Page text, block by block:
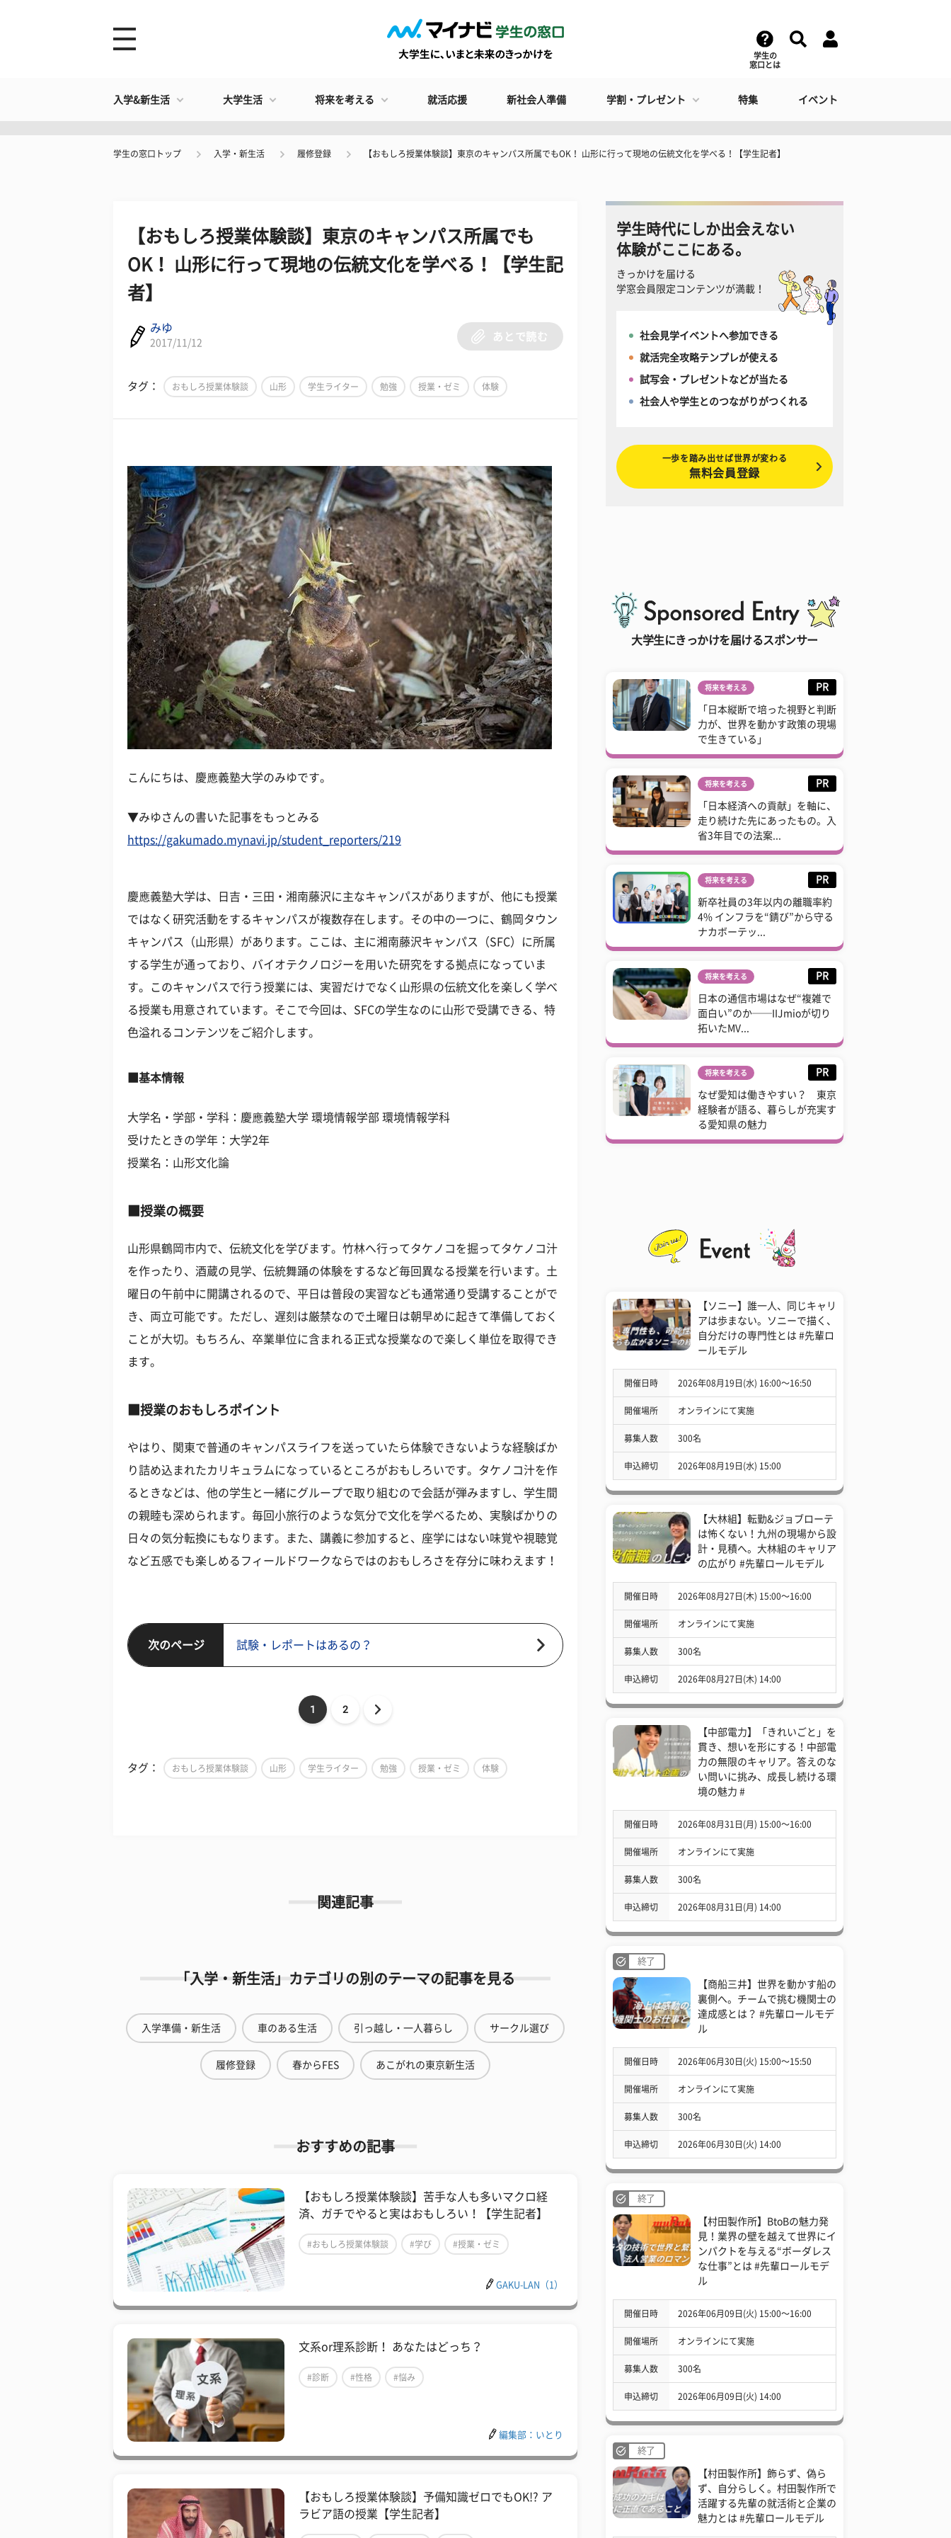
学生の
窓口とは
入学&新生活 大学生活 将来を考える 就活応援 新社会人準備 学割・プレゼント 特集 イベント
学生の窓口トップ 入学・新生活 履修登録 【おもしろ授業体験談】東京のキャンパス所属でもOK！ 山形に行って現地の伝統文化を学べる！【学生記者】
【おもしろ授業体験談】東京のキャンパス所属でも
OK！ 山形に行って現地の伝統文化を学べる！【学生記
者】
みゆ
2017/11/12
あとで読む
タグ： おもしろ授業体験談 山形 学生ライター 勉強 授業・ゼミ 体験
こんにちは、慶應義塾大学のみゆです。
▼みゆさんの書いた記事をもっとみる
https://gakumado.mynavi.jp/student_reporters/219
慶應義塾大学は、日吉・三田・湘南藤沢に主なキャンパスがありますが、他にも授業
ではなく研究活動をするキャンパスが複数存在します。その中の一つに、鶴岡タウン
キャンパス（山形県）があります。ここは、主に湘南藤沢キャンパス（SFC）に所属
する学生が通っており、バイオテクノロジーを用いた研究をする拠点になっていま
す。このキャンパスで行う授業には、実習だけでなく山形県の伝統文化を楽しく学べ
る授業も用意されています。そこで今回は、SFCの学生なのに山形で受講できる、特
色溢れるコンテンツをご紹介します。
■基本情報
大学名・学部・学科：慶應義塾大学 環境情報学部 環境情報学科
受けたときの学年：大学2年
授業名：山形文化論
■授業の概要
山形県鶴岡市内で、伝統文化を学びます。竹林へ行ってタケノコを掘ってタケノコ汁
を作ったり、酒蔵の見学、伝統舞踊の体験をするなど毎回異なる授業を行います。土
曜日の午前中に開講されるので、平日は普段の実習なども通常通り受講することがで
き、両立可能です。ただし、遅刻は厳禁なので土曜日は朝早めに起きて準備しておく
ことが大切。もちろん、卒業単位に含まれる正式な授業なので楽しく単位を取得でき
ます。
■授業のおもしろポイント
やはり、関東で普通のキャンパスライフを送っていたら体験できないような経験ばか
り詰め込まれたカリキュラムになっているところがおもしろいです。タケノコ汁を作
るときなどは、他の学生と一緒にグループで取り組むので会話が弾みますし、学生間
の親睦も深められます。毎回小旅行のような気分で文化を学べるため、実験ばかりの
日々の気分転換にもなります。また、講義に参加すると、座学にはない味覚や視聴覚
など五感でも楽しめるフィールドワークならではのおもしろさを存分に味わえます！
次のページ 試験・レポートはあるの？
1 2
タグ： おもしろ授業体験談 山形 学生ライター 勉強 授業・ゼミ 体験
関連記事
「入学・新生活」カテゴリの別のテーマの記事を見る
入学準備・新生活 車のある生活 引っ越し・一人暮らし サークル選び
履修登録 春からFES あこがれの東京新生活
おすすめの記事
【おもしろ授業体験談】苦手な人も多いマクロ経
済、ガチでやると実はおもしろい！【学生記者】
#おもしろ授業体験談 #学び #授業・ゼミ
GAKU-LAN（1）
文系or理系診断！ あなたはどっち？
#診断 #性格 #悩み
編集部：いとり
【おもしろ授業体験談】予備知識ゼロでもOK!? ア
ラビア語の授業【学生記者】
学生時代にしか出会えない
体験がここにある。
きっかけを届ける
学窓会員限定コンテンツが満載！
社会見学イベントへ参加できる
就活完全攻略テンプレが使える
試写会・プレゼントなどが当たる
社会人や学生とのつながりがつくれる
一歩を踏み出せば世界が変わる
無料会員登録
大学生にきっかけを届けるスポンサー
将来を考える PR
「日本縦断で培った視野と判断
力が、世界を動かす政策の現場
で生きている」
将来を考える PR
「日本経済への貢献」を軸に、
走り続けた先にあったもの。入
省3年目での法案...
将来を考える PR
新卒社員の3年以内の離職率約
4% インフラを“錆び”から守る
ナカボーテッ...
将来を考える PR
日本の通信市場はなぜ“複雑で
面白い”のか──IIJmioが切り
拓いたMV...
将来を考える PR
なぜ愛知は働きやすい？ 東京
経験者が語る、暮らしが充実す
る愛知県の魅力
【ソニー】誰一人、同じキャリ
アは歩まない。ソニーで描く、
自分だけの専門性とは #先輩ロ
ールモデル
開催日時 2026年08月19日(水) 16:00〜16:50
開催場所 オンラインにて実施
募集人数 300名
申込締切 2026年08月19日(水) 15:00
【大林組】転勤&ジョブローテ
は怖くない！九州の現場から設
計・見積へ。大林組のキャリア
の広がり #先輩ロールモデル
開催日時 2026年08月27日(木) 15:00〜16:00
開催場所 オンラインにて実施
募集人数 300名
申込締切 2026年08月27日(木) 14:00
【中部電力】「きれいごと」を
貫き、想いを形にする！中部電
力の無限のキャリア。答えのな
い問いに挑み、成長し続ける環
境の魅力 #
開催日時 2026年08月31日(月) 15:00〜16:00
開催場所 オンラインにて実施
募集人数 300名
申込締切 2026年08月31日(月) 14:00
終了
【商船三井】世界を動かす船の
裏側へ。チームで挑む機関士の
達成感とは？ #先輩ロールモデ
ル
開催日時 2026年06月30日(火) 15:00〜15:50
開催場所 オンラインにて実施
募集人数 300名
申込締切 2026年06月30日(火) 14:00
終了
【村田製作所】BtoBの魅力発
見！業界の壁を越えて世界にイ
ンパクトを与える“ボーダレス
な仕事”とは #先輩ロールモデ
ル
開催日時 2026年06月09日(火) 15:00〜16:00
開催場所 オンラインにて実施
募集人数 300名
申込締切 2026年06月09日(火) 14:00
終了
【村田製作所】飾らず、偽ら
ず、自分らしく。村田製作所で
活躍する先輩の就活術と企業の
魅力とは #先輩ロールモデル